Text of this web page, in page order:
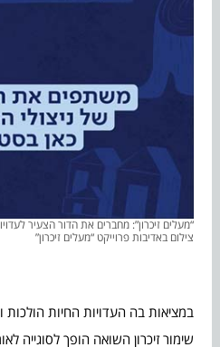
“מעלים זיכרון”: מחברים את הדור הצעיר
צילום באדיבות פרוייקט “מעלים זיכרון”
במציאות בה העדויות החיות
שימור זיכרון השואה הופך לסוגייה